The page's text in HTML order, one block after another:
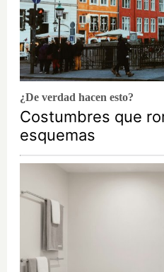
¿De verdad hacen esto?
Costumbres que
esquemas